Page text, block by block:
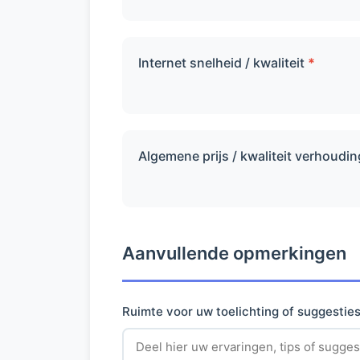
Internet snelheid / kwaliteit *
Algemene prijs / kwaliteit
Aanvullende opmerkingen
Ruimte voor uw toelichting of suggesties